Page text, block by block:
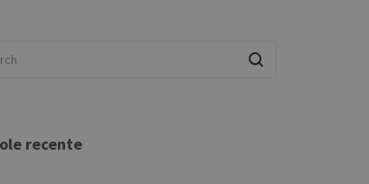
recente